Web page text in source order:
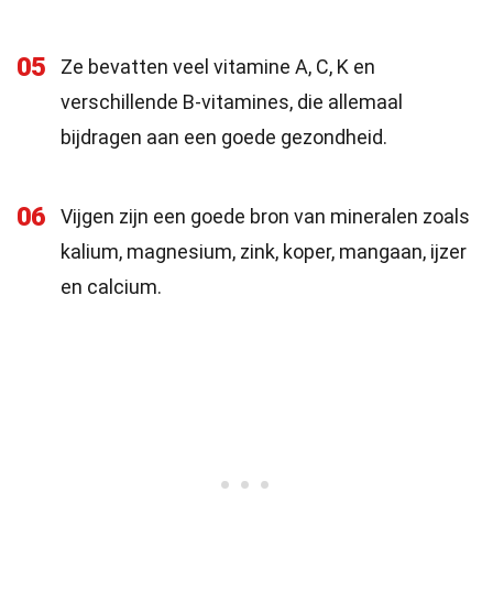
05
Ze bevatten veel vitamine A, C, K en
verschillende B-vitamines, die allemaal
bijdragen aan een goede gezondheid.
06
Vijgen zijn een goede bron van mineralen zoals
kalium, magnesium, zink, koper, mangaan, ijzer
en calcium.